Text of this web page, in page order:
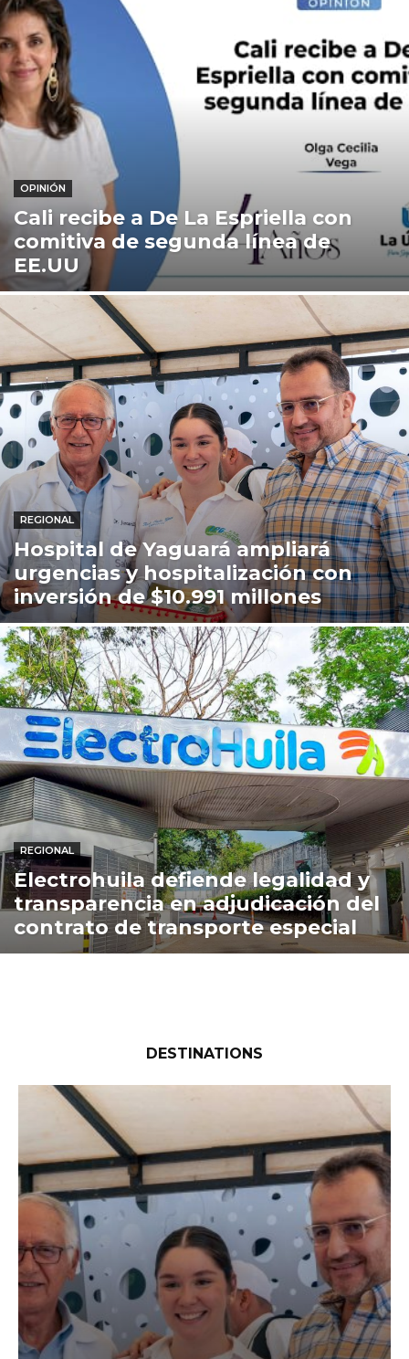
OPINIÓN
Cali recibe a De La Espriella con
comitiva de segunda línea de
EE.UU
REGIONAL
Hospital de Yaguará ampliará
urgencias y hospitalización con
inversión de $10.991 millones
REGIONAL
Electrohuila defiende legalidad y
transparencia en adjudicación del
contrato de transporte especial
DESTINATIONS